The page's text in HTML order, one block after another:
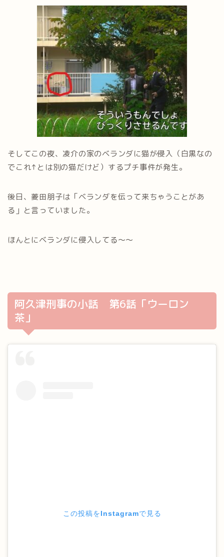
そしてこの夜、凌介の家のベランダに猫が侵入（白黒なの
でこれ↑とは別の猫だけど）するプチ事件が発生。
後日、菱田朋子は「ベランダを伝って来ちゃうことがあ
る」と言っていました。
ほんとにベランダに侵入してる～～
阿久津刑事の小話 第6話「ウーロン
茶」
この投稿をInstagramで見る